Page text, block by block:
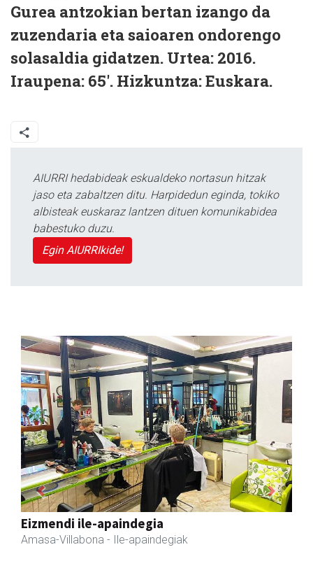
Gurea antzokian bertan izango da
zuzendaria eta saioaren ondorengo
solasaldia gidatzen. Urtea: 2016.
Iraupena: 65'. Hizkuntza: Euskara.
AIURRI hedabideak eskualdeko nortasun hitzak
jaso eta zabaltzen ditu. Harpidedun eginda, tokiko
albisteak euskaraz lantzen dituen komunikabidea
babestuko duzu.
Egin AIURRIkide!
Fleming Herri Eskola
Amasa-Villabona - Hezkuntza
Previous Next